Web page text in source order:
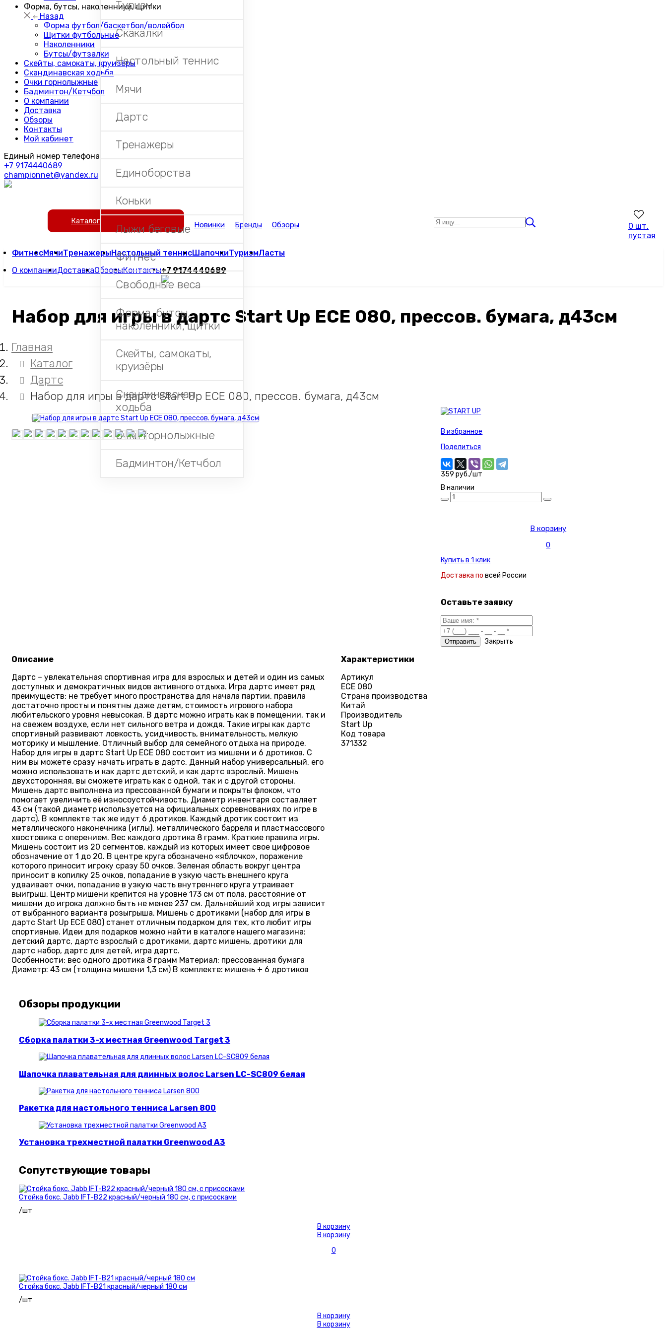
Форма, бутсы, наколенники, щитки
Назад
Форма футбол/баскетбол/волейбол
Щитки футбольные
Наколенники
Бутсы/футзалки
Скейты, самокаты, круизёры
Скандинавская ходьба
Очки горнолыжные
Бадминтон/Кетчбол
О компании
Доставка
Обзоры
Контакты
Мой кабинет
Единый номер телефона:
+7 9174440689
championnet@yandex.ru
Каталог
Туризм
Скакалки
Настольный теннис
Мячи
Дартс
Тренажеры
Единоборства
Коньки
Лыжи беговые
Фитнес
Свободные веса
Форма, бутсы,
наколенники, щитки
Скейты, самокаты,
круизёры
Скандинавская
ходьба
Очки горнолыжные
Бадминтон/Кетчбол
Новинки Бренды Обзоры
0 шт.
пустая
ФитнесМячиТренажерыНастольный теннисШапочкиТуризмЛасты
О компанииДоставкаОбзорыКонтакты+7 9174440689
Набор для игры в дартс Start Up ECE 080, прессов. бумага, д43см
Главная
Каталог
Дартс
Набор для игры в дартс Start Up ECE 080, прессов. бумага, д43см
В избранное
Поделиться
359 руб./шт
В наличии
В корзину
0
Купить в 1 клик
Доставка повсей России
Оставьте заявку
Закрыть
Описание
Дартс – увлекательная спортивная игра для взрослых и детей и один из самых
доступных и демократичных видов активного отдыха. Игра дартс имеет ряд
преимуществ: не требует много пространства для начала партии, правила
достаточно просты и понятны даже детям, стоимость игрового набора
любительского уровня невысокая. В дартс можно играть как в помещении, так и
на свежем воздухе, если нет сильного ветра и дождя. Такие игры как дартс
спортивный развивают ловкость, усидчивость, внимательность, мелкую
моторику и мышление. Отличный выбор для семейного отдыха на природе.
Набор для игры в дартс Start Up ECE 080 состоит из мишени и 6 дротиков. С
ним вы можете сразу начать играть в дартс. Данный набор универсальный, его
можно использовать и как дартс детский, и как дартс взрослый. Мишень
двухсторонняя, вы сможете играть как с одной, так и с другой стороны.
Мишень дартс выполнена из прессованной бумаги и покрыты флоком, что
помогает увеличить её износоустойчивость. Диаметр инвентаря составляет
43 см (такой диаметр используется на официальных соревнованиях по игре в
дартс). В комплекте так же идут 6 дротиков. Каждый дротик состоит из
металлического наконечника (иглы), металлического барреля и пластмассового
хвостовика с оперением. Вес каждого дротика 8 грамм. Краткие правила игры.
Мишень состоит из 20 сегментов, каждый из которых имеет свое цифровое
обозначение от 1 до 20. В центре круга обозначено «яблочко», поражение
которого приносит игроку сразу 50 очков. Зеленая область вокруг центра
приносит в копилку 25 очков, попадание в узкую часть внешнего круга
удваивает очки, попадание в узкую часть внутреннего круга утраивает
выигрыш. Центр мишени крепится на уровне 173 см от пола, расстояние от
мишени до игрока должно быть не менее 237 см. Дальнейший ход игры зависит
от выбранного варианта розыгрыша. Мишень с дротиками (набор для игры в
дартс Start Up ECE 080) станет отличным подарком для тех, кто любит игры
спортивные. Идеи для подарков можно найти в каталоге нашего магазина:
детский дартс, дартс взрослый с дротиками, дартс мишень, дротики для
дартс набор, дартс для детей, игра дартс.
Особенности: вес одного дротика 8 грамм Материал: прессованная бумага
Диаметр: 43 см (толщина мишени 1,3 см) В комплекте: мишень + 6 дротиков
Характеристики
Артикул
ECE 080
Страна производства
Китай
Производитель
Start Up
Код товара
371332
Обзоры продукции
Сборка палатки 3-х местная Greenwood Target 3
Шапочка плавательная для длинных волос Larsen LC-SC809 белая
Ракетка для настольного тенниса Larsen 800
Установка трехместной палатки Greenwood A3
Сопутствующие товары
Стойка бокс. Jabb IFT-B22 красный/черный 180 см, с присосками
/шт
В корзину
В корзину
0
Стойка бокс. Jabb IFT-B21 красный/черный 180 см
/шт
В корзину
В корзину